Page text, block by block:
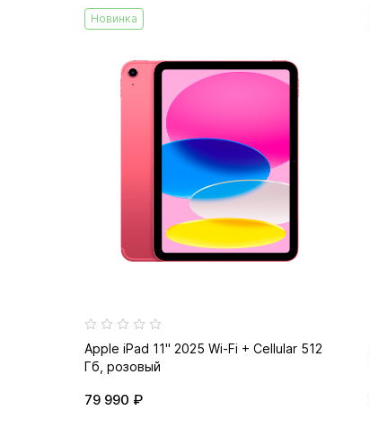
Новинка
Apple iPad 11" 2025 Wi-Fi + Cellular 512
Гб, розовый
79 990 ₽